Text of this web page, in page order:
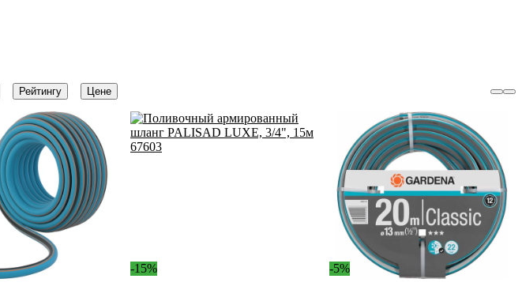
Рейтингу Цене
-15% -5%